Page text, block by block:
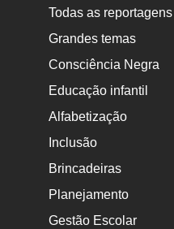
Todas as reportagens
Grandes temas
Consciência Negra
Educação infantil
Alfabetização
Inclusão
Brincadeiras
Planejamento
Gestão Escolar